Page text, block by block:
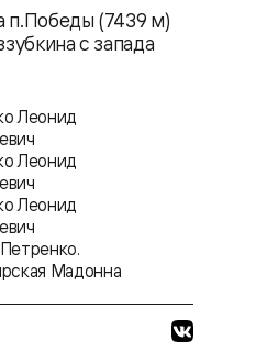
п.Победы (7439 м)
с запада
Леонид
Леонид
Леонид
Мадонна